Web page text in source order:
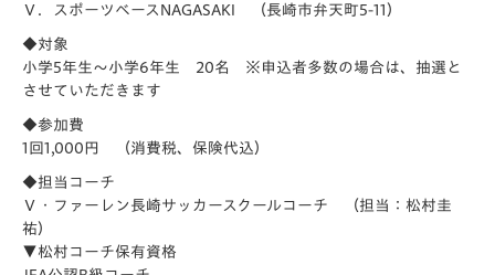
Ｖ．スポーツベースNAGASAKI （長崎市弁天町5-11）
◆対象
小学5年生～小学6年生 20名 ※申込者多数の場合は、抽選と
させていただきます
◆参加費
1回1,000円 （消費税、保険代込）
◆担当コーチ
Ｖ・ファーレン長崎サッカースクールコーチ （担当：松村圭
祐）
▼松村コーチ保有資格